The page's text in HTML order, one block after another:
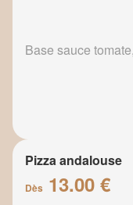
Base sauce
Pizza andalouse
Dès 13.00 €